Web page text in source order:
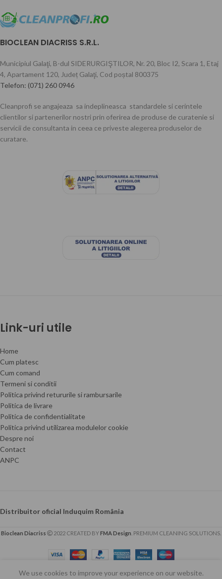
CleanProfi este
un produs de
profesional.
Acest degresant universal
puternic efect de degresare și
curățare a petelor de grăsime de pe
suprafețe. Curata si degreseaza
mobila de bucătărie, aparatele
electrocasnice, plăcile de gătit și
utilizarea sa poate ajuta la
menținerea igienei în bucătărie și în
BIOCLEAN DIACRISS S.R.L.
Municipiul Galaţi, B-dul SIDERURGIŞTILOR, Nr. 20, Bloc I2, Scara 1, Etaj
4, Apartament 120, Județ Galaţi, Cod poștal 800375
Telefon: (071) 260 0946
Cleanprofi se angajeaza sa indeplineasca standardele si cerintele
clientilor si partenerilor nostri prin oferirea de produse de curatenie si
servicii de consultanta in ceea ce priveste alegerea produselor de
curatare.
Link-uri utile
Home
Cum platesc
Cum comand
Termeni si conditii
Politica privind retururile si rambursarile
Politica de livrare
Politica de confidentialitate
Politica privind utilizarea modulelor cookie
Despre noi
Contact
ANPC
Distribuitor oficial Induquim România
Bioclean Diacriss 2022 CREATED BYFMA Design . PREMIUM CLEANING SOLUTIONS.
We use cookies to improve your experience on our website.
0